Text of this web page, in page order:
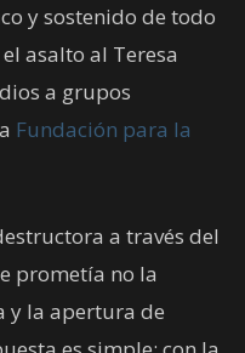
y sostenido de todo
asalto al Teresa
a grupos
Fundación para la
a través del
prometía no la
y la apertura de